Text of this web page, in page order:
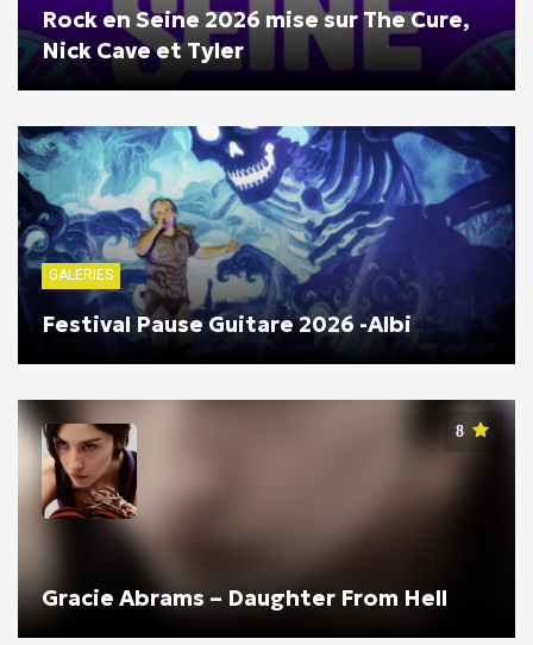
Rock en Seine 2026 mise sur The Cure,
Nick Cave et Tyler
GALERIES
Festival Pause Guitare 2026 -Albi
8
Gracie Abrams – Daughter From Hell